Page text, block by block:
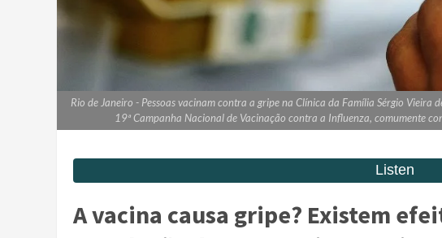
Rio de Janeiro - Pessoas vacinam contra a gripe na Clínica da Família Sérgio Vieira
19ª Campanha Nacional de Vacinação contra a Influenza, comumente
A vacina causa gripe? Existem